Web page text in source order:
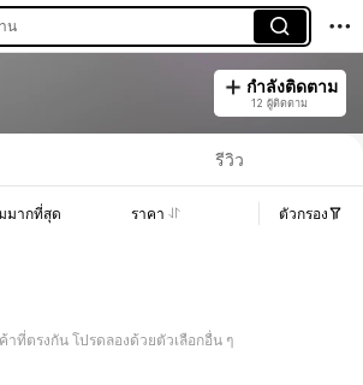
น
กำลังติดตาม
12 ผู้ติดตาม
รีวิว
มากที่สุด ราคา ตัวกรอง
าที่ตรงกัน โปรดลองด้วยตัวเลือกอื่น ๆ